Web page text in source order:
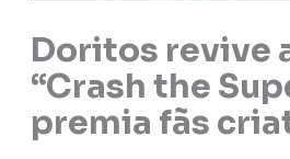
Doritos revive
“Crash the
premia fãs